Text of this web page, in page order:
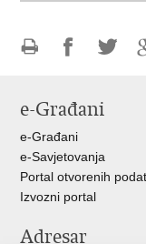
FacebookuTwitteru
e-Građani
e-Građani
e-Savjetovanja
Portal otvorenih
Izvozni portal
Adresar